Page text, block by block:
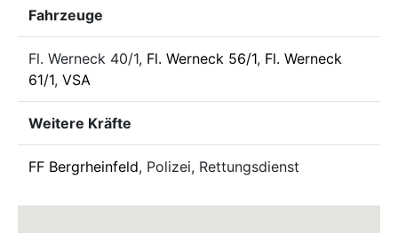
Fahrzeuge
Fl. Werneck 40/1, Fl. Werneck 56/1, Fl. Werneck
61/1, VSA
Weitere Kräfte
FF Bergrheinfeld, Polizei, Rettungsdienst